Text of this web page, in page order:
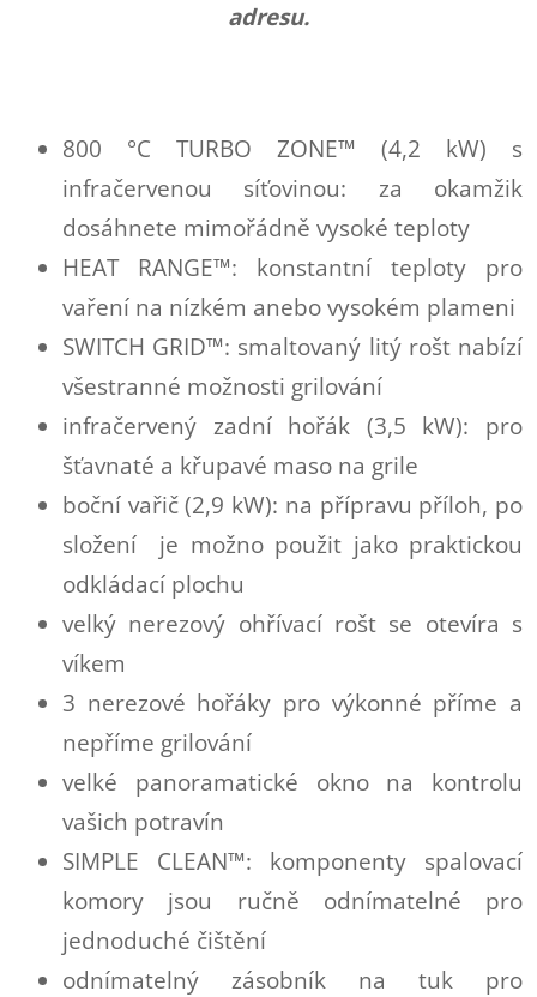
adresu.
800 °C TURBO ZONE™ (4,2 kW) s
infračervenou síťovinou: za okamžik
dosáhnete mimořádně vysoké teploty
HEAT RANGE™: konstantní teploty pro
vaření na nízkém anebo vysokém plameni
SWITCH GRID™: smaltovaný litý rošt nabízí
všestranné možnosti grilování
infračervený zadní hořák (3,5 kW): pro
šťavnaté a křupavé maso na grile
boční vařič (2,9 kW): na přípravu příloh, po
složení je možno použit jako praktickou
odkládací plochu
velký nerezový ohřívací rošt se otevíra s
víkem
3 nerezové hořáky pro výkonné příme a
nepříme grilování
velké panoramatické okno na kontrolu
vašich potravín
SIMPLE CLEAN™: komponenty spalovací
komory jsou ručně odnímatelné pro
jednoduché čištění
odnímatelný zásobník na tuk pro